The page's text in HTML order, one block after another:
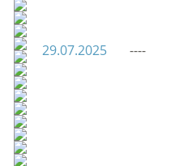
29.07.2025 ----